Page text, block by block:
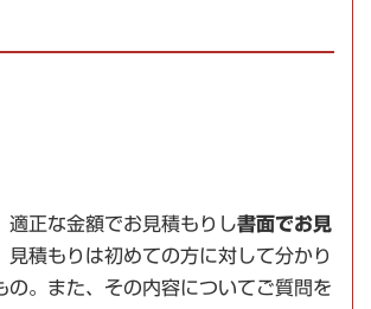
適正な金額でお見積もりし書面でお見
見積もりは初めての方に対して分かり
の。また、その内容についてご質問を